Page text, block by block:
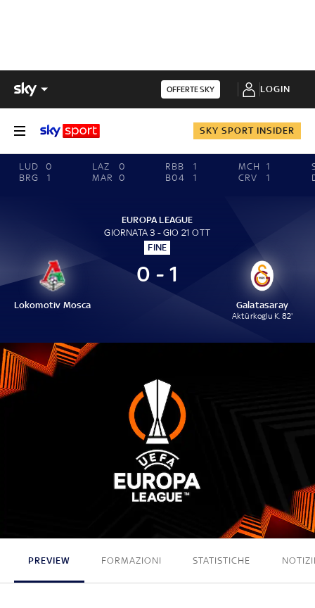
OFFERTE SKY LOGIN
SKY SPORT INSIDER
LUD
0
BRG
1
LAZ
0
MAR
0
RBB
1
B04
1
MCH
1
CRV
1
EUROPA LEAGUE
GIORNATA 3 - GIO 21 OTT
FINE
Lokomotiv Mosca
0 - 1
Galatasaray
Aktürkoglu K. 82'
PREVIEW FORMAZIONI STATISTICHE